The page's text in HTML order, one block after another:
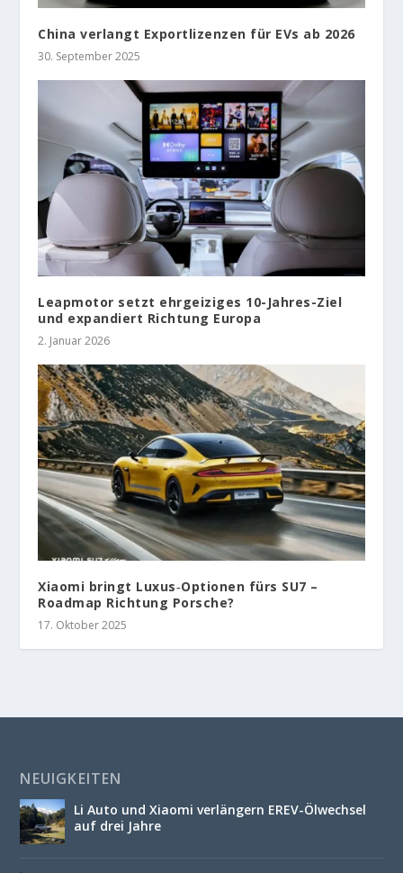
China verlangt Exportlizenzen für EVs ab 2026
30. September 2025
Leapmotor setzt ehrgeiziges 10-Jahres-Ziel
und expandiert Richtung Europa
2. Januar 2026
Xiaomi bringt Luxus‑Optionen fürs SU7 –
Roadmap Richtung Porsche?
17. Oktober 2025
NEUIGKEITEN
Li Auto und Xiaomi verlängern EREV-Ölwechsel
auf drei Jahre